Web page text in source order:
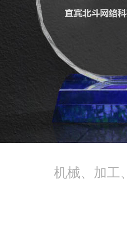
机械、加工